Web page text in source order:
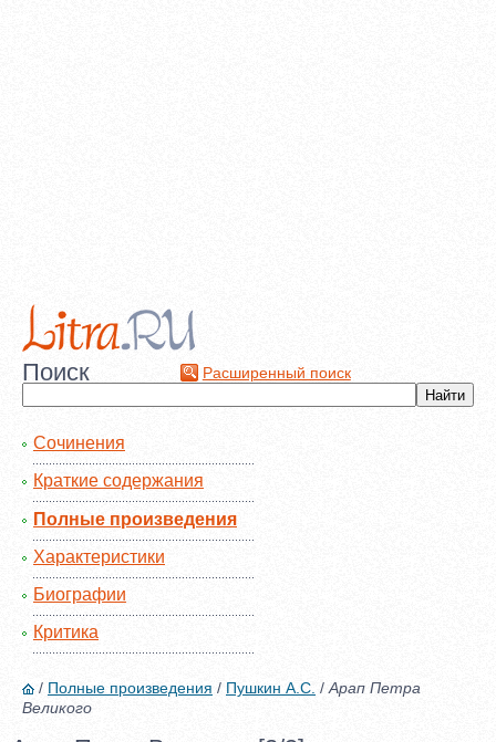
Поиск Расширенный поиск
Сочинения
Краткие содержания
Полные произведения
Характеристики
Биографии
Критика
/ Полные произведения / Пушкин А.С. / Арап Петра
Великого